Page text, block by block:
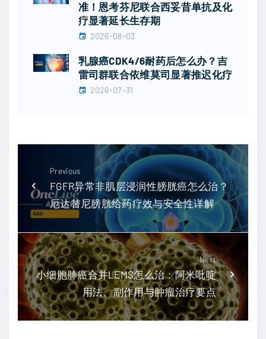
准！恩考芬尼联合西妥昔单抗及化
疗显著延长生存期
2026-08-03
乳腺癌CDK4/6耐药后怎么办？吉
雷司群联合依维莫司显著推迟化疗
2026-07-31
Previous
FGFR异常非肌层浸润性膀胱癌怎么治？
厄达替尼膀胱给药疗效与安全性详解
Next
小细胞肺癌合并LEMS怎么治：阿米吡啶
用法、副作用与肿瘤治疗要点